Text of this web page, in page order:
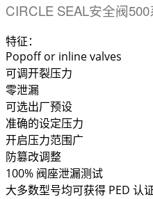
CIRCLE SEAL安全阀
特征：
Popoff or inline valves
可调开裂压力
零泄漏
可选出厂预设
准确的设定压力
开启压力范围广
防篡改调整
100% 阀座泄漏测试
大多数型号均可获得 PED 认